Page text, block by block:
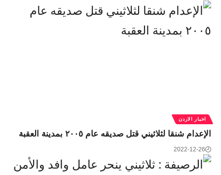
اخبار الاردن
الإعدام شنقا لثلاثيني قتل صديقه عام ٢٠٠٥ بمدينة العقبة
2022-12-26